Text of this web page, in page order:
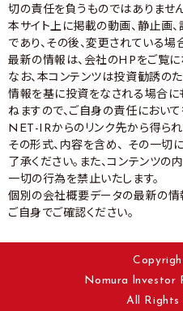
切の責任を負うものではありません
本サイト上に掲載の動画、静止画
であり、その後、変更されている場
最新の情報は、会社のHPをご覧に
なお、本コンテンツは投資勧誘の
情報を基に投資をなされる場合
ねますので、ご自身の責任におい
NET-IRからのリンク先から得ら
その形式、内容を含め、 その一切
了承ください。また、コンテンツ
一切の行為を禁止いたします。
個別の会社概要データの最新の情
ご自身でご確認ください。
Nomura lnvestor
All Rights